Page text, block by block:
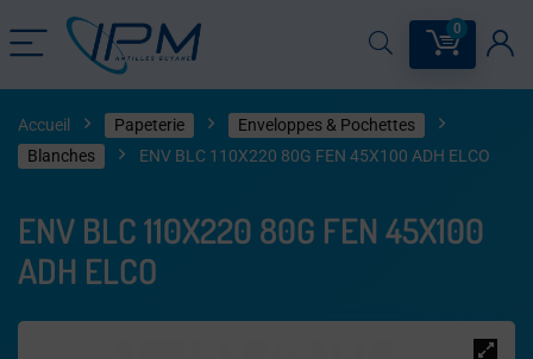
0
Accueil Papeterie
Enveloppes & Pochettes
Blanches
ENV BLC 110X220 80G FEN 45X100 ADH ELCO
ENV BLC 110X220 80G FEN 45X100
ADH ELCO